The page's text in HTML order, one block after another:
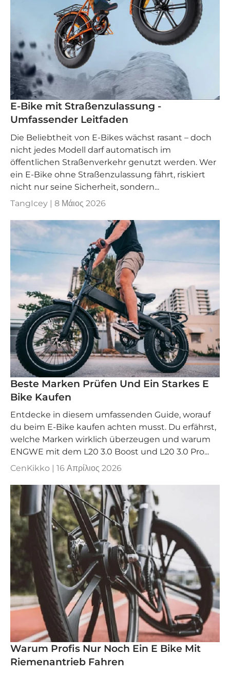
E-Bike mit Straßenzulassung -
Umfassender Leitfaden
Die Beliebtheit von E-Bikes wächst rasant – doch
nicht jedes Modell darf automatisch im
öffentlichen Straßenverkehr genutzt werden. Wer
ein E-Bike ohne Straßenzulassung fährt, riskiert
nicht nur seine Sicherheit, sondern...
TangIcey | 8 Μάιος 2026
Beste Marken Prüfen Und Ein Starkes E
Bike Kaufen
Entdecke in diesem umfassenden Guide, worauf
du beim E-Bike kaufen achten musst. Du erfährst,
welche Marken wirklich überzeugen und warum
ENGWE mit dem L20 3.0 Boost und L20 3.0 Pro...
CenKikko | 16 Απρίλιος 2026
Warum Profis Nur Noch Ein E Bike Mit
Riemenantrieb Fahren